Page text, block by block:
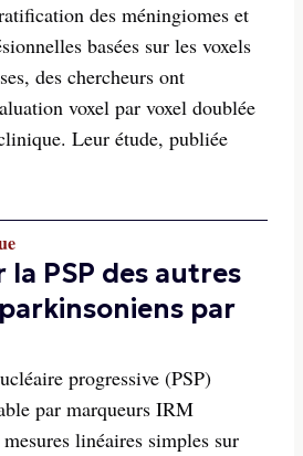
des méningiomes et
basées sur les voxels
des chercheurs ont
voxel par voxel doublée
Leur étude, publiée
PSP des autres
par
progressive (PSP)
par marqueurs IRM
linéaires simples sur